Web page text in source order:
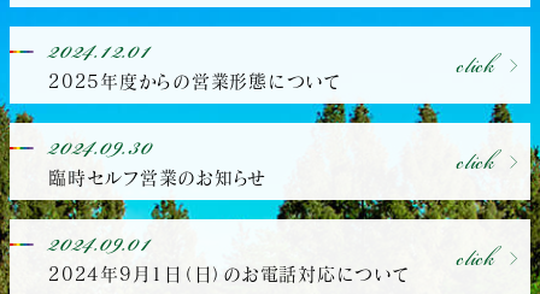
2024.12.01
2025年度からの営業形態について click
2024.09.30
臨時セルフ営業のお知らせ click
2024.09.01
2024年9月1日（日）のお電話対応について click